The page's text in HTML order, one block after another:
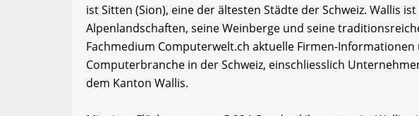
ist Sitten (Sion), eine der ältesten Städte der Schweiz. Wallis
Alpenlandschaften, seine Weinberge und seine
Fachmedium Computerwelt.ch aktuelle Firmen-
Computerbranche in der Schweiz, einschliesslich
dem Kanton Wallis.